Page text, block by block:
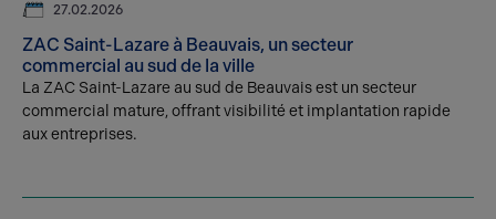
27.02.2026
ZAC Saint-Lazare à Beauvais, un secteur
commercial au sud de la ville
La ZAC Saint-Lazare au sud de Beauvais est un secteur
commercial mature, offrant visibilité et implantation rapide
aux entreprises.